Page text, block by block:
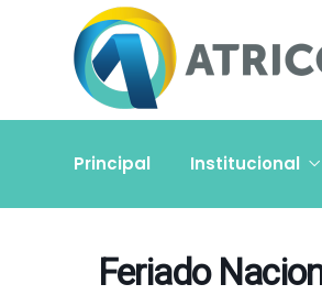
Principal Institucional
Feriado